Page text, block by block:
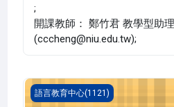
;
開課教師： 鄭竹君 教學型助
(cccheng@niu.edu.tw);
英文 一(1121_G5LC000035AE)
語言教育中心(1121)